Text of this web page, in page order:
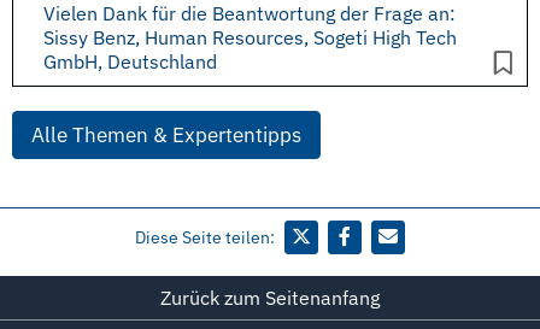
Vielen Dank für die Beantwortung der Frage an:
Sissy Benz, Human Resources, Sogeti High Tech
GmbH, Deutschland
Alle Themen & Expertentipps
Diese Seite teilen:
Zurück zum Seitenanfang